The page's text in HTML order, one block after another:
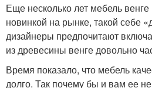
Еще несколько лет мебель
новинкой на рынке, такой себе
дизайнеры предпочитают
из древесины венге довольно
Время показало, что мебель
долго. Так почему бы и вам ее